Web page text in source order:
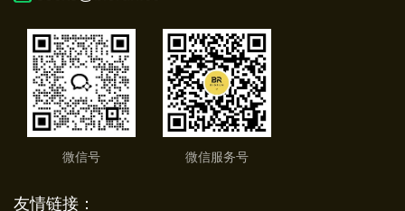
微信号 微信服务号
友情链接：